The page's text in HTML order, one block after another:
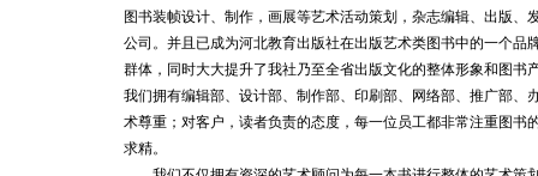
图书装帧设计、制作，画展等艺术活动策划，杂志编辑、出版、
公司。并且已成为河北教育出版社在出版艺术类图书中的一个品
群体，同时大大提升了我社乃至全省出版文化的整体形象和图书
我们拥有编辑部、设计部、制作部、印刷部、网络部、推广部、
术尊重；对客户，读者负责的态度，每一位员工都非常注重图书
求精。